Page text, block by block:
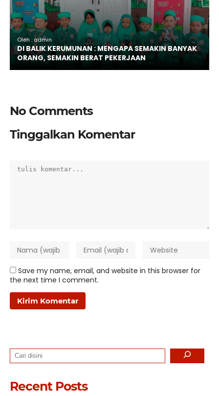
Oleh : admin
DI BALIK KERUMUNAN : MENGAPA SEMAKIN BANYAK
ORANG, SEMAKIN BERAT PEKERJAAN
No Comments
Tinggalkan Komentar
Save my name, email, and website in this browser for
the next time I comment.
Search
Recent Posts